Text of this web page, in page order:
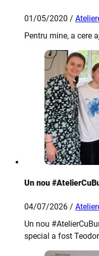
01/05/2020 /
Pentru mine, a cere
Un nou
04/07/2026 /
Un nou
special a fost